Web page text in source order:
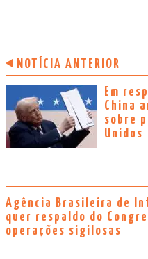
NOTÍCIA ANTERIOR
Em
China
sobre
Unidos
Agência Brasileira de
quer respaldo do
operações sigilosas